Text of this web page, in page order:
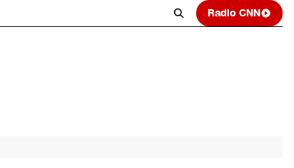
Radio CNN